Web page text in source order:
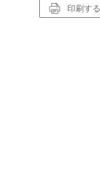
印刷する